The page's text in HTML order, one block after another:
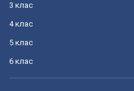
3 клас
4 клас
5 клас
6 клас